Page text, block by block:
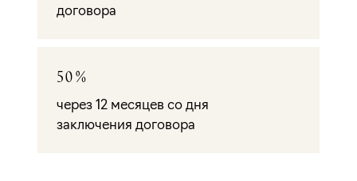
договора
50%
через 12 месяцев со дня
заключения договора